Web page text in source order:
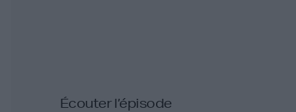
Écouter l’épisode